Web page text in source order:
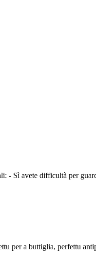
- Sì avete difficultà per
per a buttiglia, perfettu